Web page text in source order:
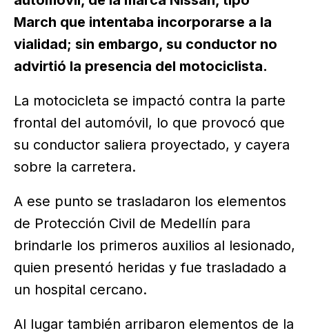
March que intentaba incorporarse a la
vialidad; sin embargo, su conductor no
advirtió la presencia del motociclista.
La motocicleta se impactó contra la parte
frontal del automóvil, lo que provocó que
su conductor saliera proyectado, y cayera
sobre la carretera.
A ese punto se trasladaron los elementos
de Protección Civil de Medellín para
brindarle los primeros auxilios al lesionado,
quien presentó heridas y fue trasladado a
un hospital cercano.
Al lugar también arribaron elementos de la